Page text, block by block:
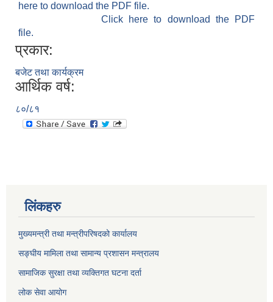
here to download the PDF file.
Click here to download the PDF
file.
प्रकार:
बजेट तथा कार्यक्रम
आर्थिक वर्ष:
८०/८१
लिंकहरु
मुख्यमन्त्री तथा मन्त्रीपरिषदको कार्यालय
सङ्घीय मामिला तथा सामान्य प्रशासन मन्त्रालय
सामाजिक सुरक्षा तथा व्यक्तिगत घटना दर्ता
लोक सेवा आयोग